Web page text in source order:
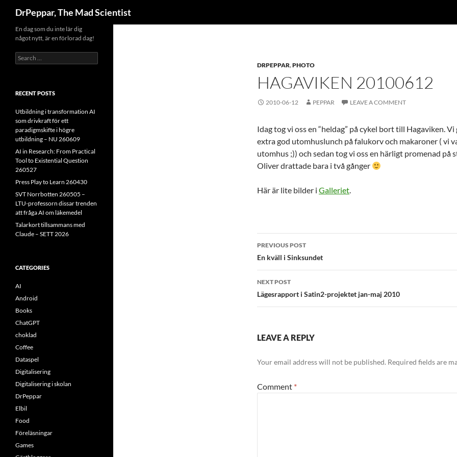
content
DrPeppar, The Mad Scientist
DRPEPPAR,PHOTO
HAGAVIKEN 20100612
2010-06-12 PEPPAR LEAVE A COMMENT
Idag tog vi oss en “heldag” på cykel bort till Hagaviken. Vi
extra god utomhuslunch på falukorv och makaroner ( vi
utomhus ;)) och sedan tog vi oss en härligt promenad på
Oliver drattade bara i två gånger
Här är lite bilder i Galleriet.
Post
navigation
PREVIOUS POST
En kväll i Sinksundet
NEXT POST
Lägesrapport i Satin2-projektet jan-maj 2010
LEAVE A REPLY
Your email address will not be published. Required fields are
Comment *
En dag som du inte lär dig
något nytt, är en förlorad dag!
Search
for:
RECENT POSTS
Utbildning i transformation AI
som drivkraft för ett
paradigmskifte i högre
utbildning – NU 260609
AI in Research: From Practical
Tool to Existential Question
260527
Press Play to Learn 260430
SVT Norrbotten 260505 –
LTU-professorn dissar trenden
att fråga AI om läkemedel
Talarkort tillsammans med
Claude – SETT 2026
CATEGORIES
AI
Android
Books
ChatGPT
choklad
Coffee
Dataspel
Digitalisering
Digitalisering i skolan
DrPeppar
Elbil
Food
Föreläsningar
Games